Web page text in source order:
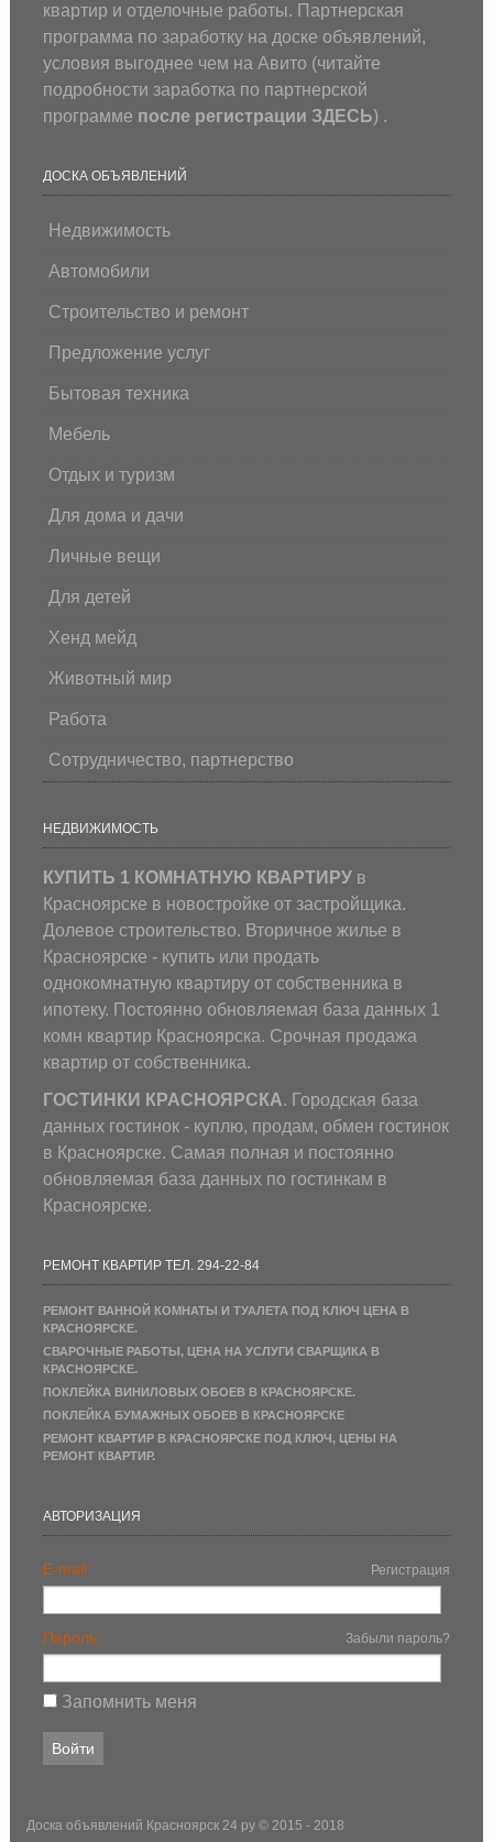
квартир и отделочные работы. Партнерская
программа по заработку на доске объявлений,
условия выгоднее чем на Авито (читайте
подробности заработка по партнерской
программе после регистрации ЗДЕСЬ) .
ДОСКА ОБЪЯВЛЕНИЙ
Недвижимость
Автомобили
Строительство и ремонт
Предложение услуг
Бытовая техника
Мебель
Отдых и туризм
Для дома и дачи
Личные вещи
Для детей
Хенд мейд
Животный мир
Работа
Сотрудничество, партнерство
НЕДВИЖИМОСТЬ
КУПИТЬ 1 КОМНАТНУЮ КВАРТИРУв
Красноярске в новостройке от застройщика.
Долевое строительство. Вторичное жилье в
Красноярске - купить или продать
однокомнатную квартиру от собственника в
ипотеку. Постоянно обновляемая база данных 1
комн квартир Красноярска. Срочная продажа
квартир от собственника.
ГОСТИНКИ КРАСНОЯРСКА. Городская база
данных гостинок - куплю, продам, обмен гостинок
в Красноярске. Самая полная и постоянно
обновляемая база данных по гостинкам в
Красноярске.
РЕМОНТ КВАРТИР ТЕЛ. 294-22-84
РЕМОНТ ВАННОЙ КОМНАТЫ И ТУАЛЕТА ПОД КЛЮЧ ЦЕНА В
КРАСНОЯРСКЕ.
СВАРОЧНЫЕ РАБОТЫ, ЦЕНА НА УСЛУГИ СВАРЩИКА В
КРАСНОЯРСКЕ.
ПОКЛЕЙКА ВИНИЛОВЫХ ОБОЕВ В КРАСНОЯРСКЕ.
ПОКЛЕЙКА БУМАЖНЫХ ОБОЕВ В КРАСНОЯРСКЕ
РЕМОНТ КВАРТИР В КРАСНОЯРСКЕ ПОД КЛЮЧ, ЦЕНЫ НА
РЕМОНТ КВАРТИР.
АВТОРИЗАЦИЯ
E-mail: Регистрация
Пароль: Забыли пароль?
Запомнить меня
Доска объявлений Красноярск 24 ру © 2015 - 2018